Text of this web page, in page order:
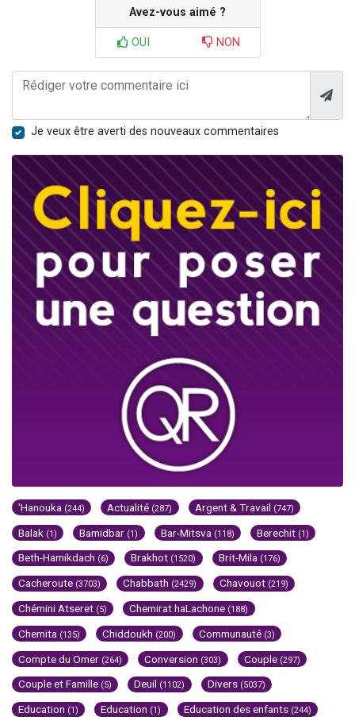
Avez-vous aimé ?
OUI NON
Je veux être averti des nouveaux commentaires
'Hanouka (244) Actualité (287) Argent & Travail (747)
Balak (1) Bamidbar (1) Bar-Mitsva (118) Berechit (1)
Beth-Hamikdach (6) Brakhot (1520) Brit-Mila (176)
Cacheroute (3703) Chabbath (2429) Chavouot (219)
Chémini Atseret (5) Chemirat haLachone (188)
Chemita (135) Chiddoukh (200) Communauté (3)
Compte du Omer (264) Conversion (303) Couple (297)
Couple et Famille (5) Deuil (1102) Divers (5037)
Education (1) Education (1) Education des enfants (244)